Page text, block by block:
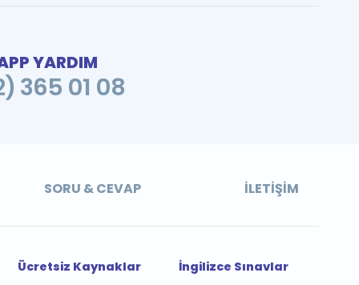
YARDIM
365 01 08
SORU & CEVAP İLETIŞIM
Ücretsiz Kaynaklar
İngilizce Sınavlar